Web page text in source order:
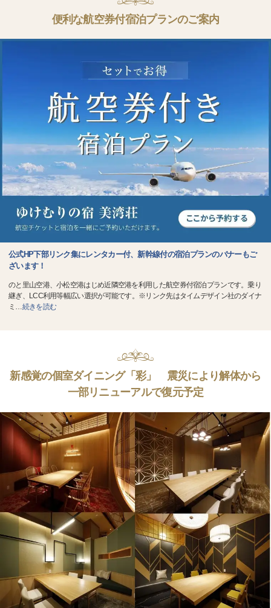
便利な航空券付宿泊プランのご案内
公式HP下部リンク集にレンタカー付、新幹線付の宿泊プランのバナーもご
ざいます！
のと里山空港、小松空港はじめ近隣空港を利用した航空券付宿泊プランです。乗り
継ぎ、LCC利用等幅広い選択が可能です。※リンク先はタイムデザイン社のダイナ
ミ …続きを読む
新感覚の個室ダイニング「彩」 震災により解体から
一部リニューアルで復元予定